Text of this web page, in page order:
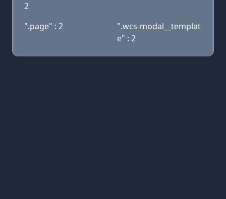
2
".page" : 2
".wcs-modal__templat
e" : 2